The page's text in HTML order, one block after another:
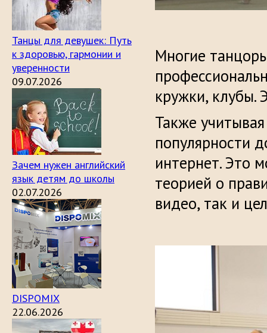
Танцы для девушек: Путь
к здоровью, гармонии и
уверенности
09.07.2026
Зачем нужен английский
язык детям до школы
02.07.2026
DISPOMIX
22.06.2026
Многие
кружки, клубы.
Также
популярности
интернет. Это
теорией о
видео, так и